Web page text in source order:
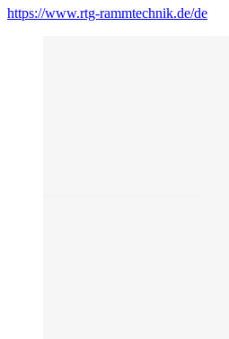
https://www.rtg-rammtechnik.de/de